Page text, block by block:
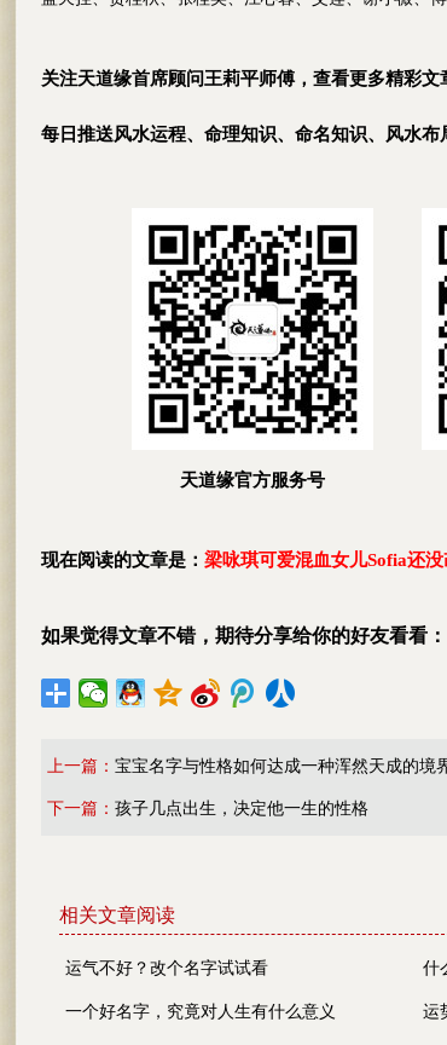
关注天道缘首席顾问王莉平师傅，查看更多精彩文
每日推送风水运程、命理知识、命名知识、风水布
天道缘官方服务号
现在阅读的文章是： 梁咏琪可爱混血女儿Sofia还
如果觉得文章不错，期待分享给你的好友看看：
上一篇： 宝宝名字与性格如何达成一种浑然天成的境
下一篇： 孩子几点出生，决定他一生的性格
相关文章阅读
运气不好？改个名字试试看 什
一个好名字，究竟对人生有什么意义 运